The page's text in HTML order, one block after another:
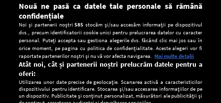
Descarcă gratuit aplicaţia Europa FM pentru smartphone:
Nouă ne pasă ca datele tale personale să rămână
confidențiale
Noi și partenerii noștri585 stocăm și/sau accesăm informații pe dispozitivul
dvs., precum identificatorii cookie unici pentru prelucrarea datelor cu caracter
personal. Puteți accepta sau gestiona alegerile dvs. făcând clic mai jos sau în
orice moment, pe pagina cu politica de confidențialitate. Aceste alegeri vor fi
raportate partenerilor noștri și nu vă vor afecta navigarea. Mai multe detalii
Atât noi, cât și partenerii noștri prelucrăm datele pentru a
oferi:
Utilizarea unor date precise de geolocație. Scanarea activă a caracteristicilor
dispozitivului pentru identificare. Stocarea și/sau accesarea informațiilor de pe
un dispozitiv. Publicitate și conținut personalizat, măsurători ale publicității și